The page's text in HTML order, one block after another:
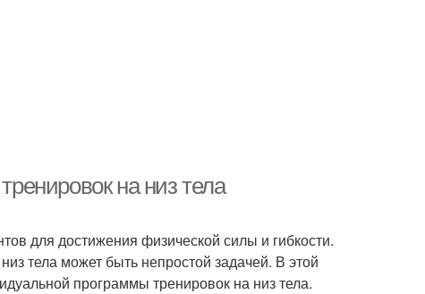
на низ тела
для достижения физической силы и гибкости.
тела может быть непростой задачей. В этой
программы тренировок на низ тела.